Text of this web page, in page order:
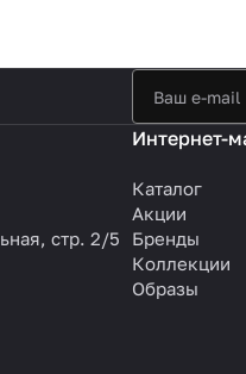
стр. 2/5
Интернет-
Каталог
Акции
Бренды
Коллекции
Образы